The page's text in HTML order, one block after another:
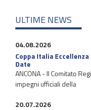
ULTIME NEWS
04.08.2026
Coppa Italia
Date
ANCONA - Il Comitato
impegni ufficiali della
20.07.2026